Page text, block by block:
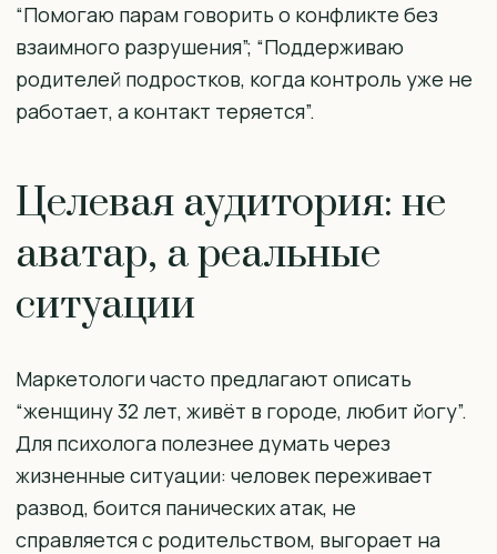
“Помогаю парам говорить о конфликте без
взаимного разрушения”; “Поддерживаю
родителей подростков, когда контроль уже не
работает, а контакт теряется”.
Целевая аудитория: не
аватар, а реальные
ситуации
Маркетологи часто предлагают описать
“женщину 32 лет, живёт в городе, любит йогу”.
Для психолога полезнее думать через
жизненные ситуации: человек переживает
развод, боится панических атак, не
справляется с родительством, выгорает на